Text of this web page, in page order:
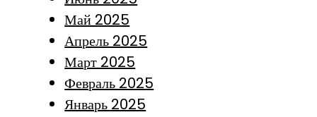
Май 2025
Апрель 2025
Март 2025
Февраль 2025
Январь 2025